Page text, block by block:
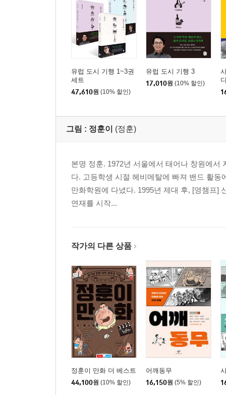
유럽 도시 기행 1~3권
세트
47,610원 (10% 할인)
유럽 도시 기행 3
17,010원 (10% 할인)
그림 : 정훈이 (정훈)
본명 정훈. 1972년 서울에서 태어나 창원에
다. 고등학생 시절 헤비메탈에 빠져 밴드 활
만화학원에 다녔다. 1995년 제대 후, [영챔프]
연재를 시작...
작가의 다른 상품
정훈이 만화 더 베스트
44,100원 (10% 할인)
어깨동무
16,150원 (5% 할인)